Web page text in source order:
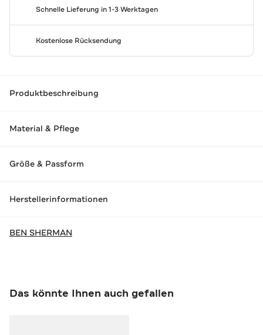
Schnelle Lieferung in 1-3 Werktagen
Kostenlose Rücksendung
Produktbeschreibung
Material & Pflege
Größe & Passform
Herstellerinformationen
BEN SHERMAN
Das könnte Ihnen auch gefallen